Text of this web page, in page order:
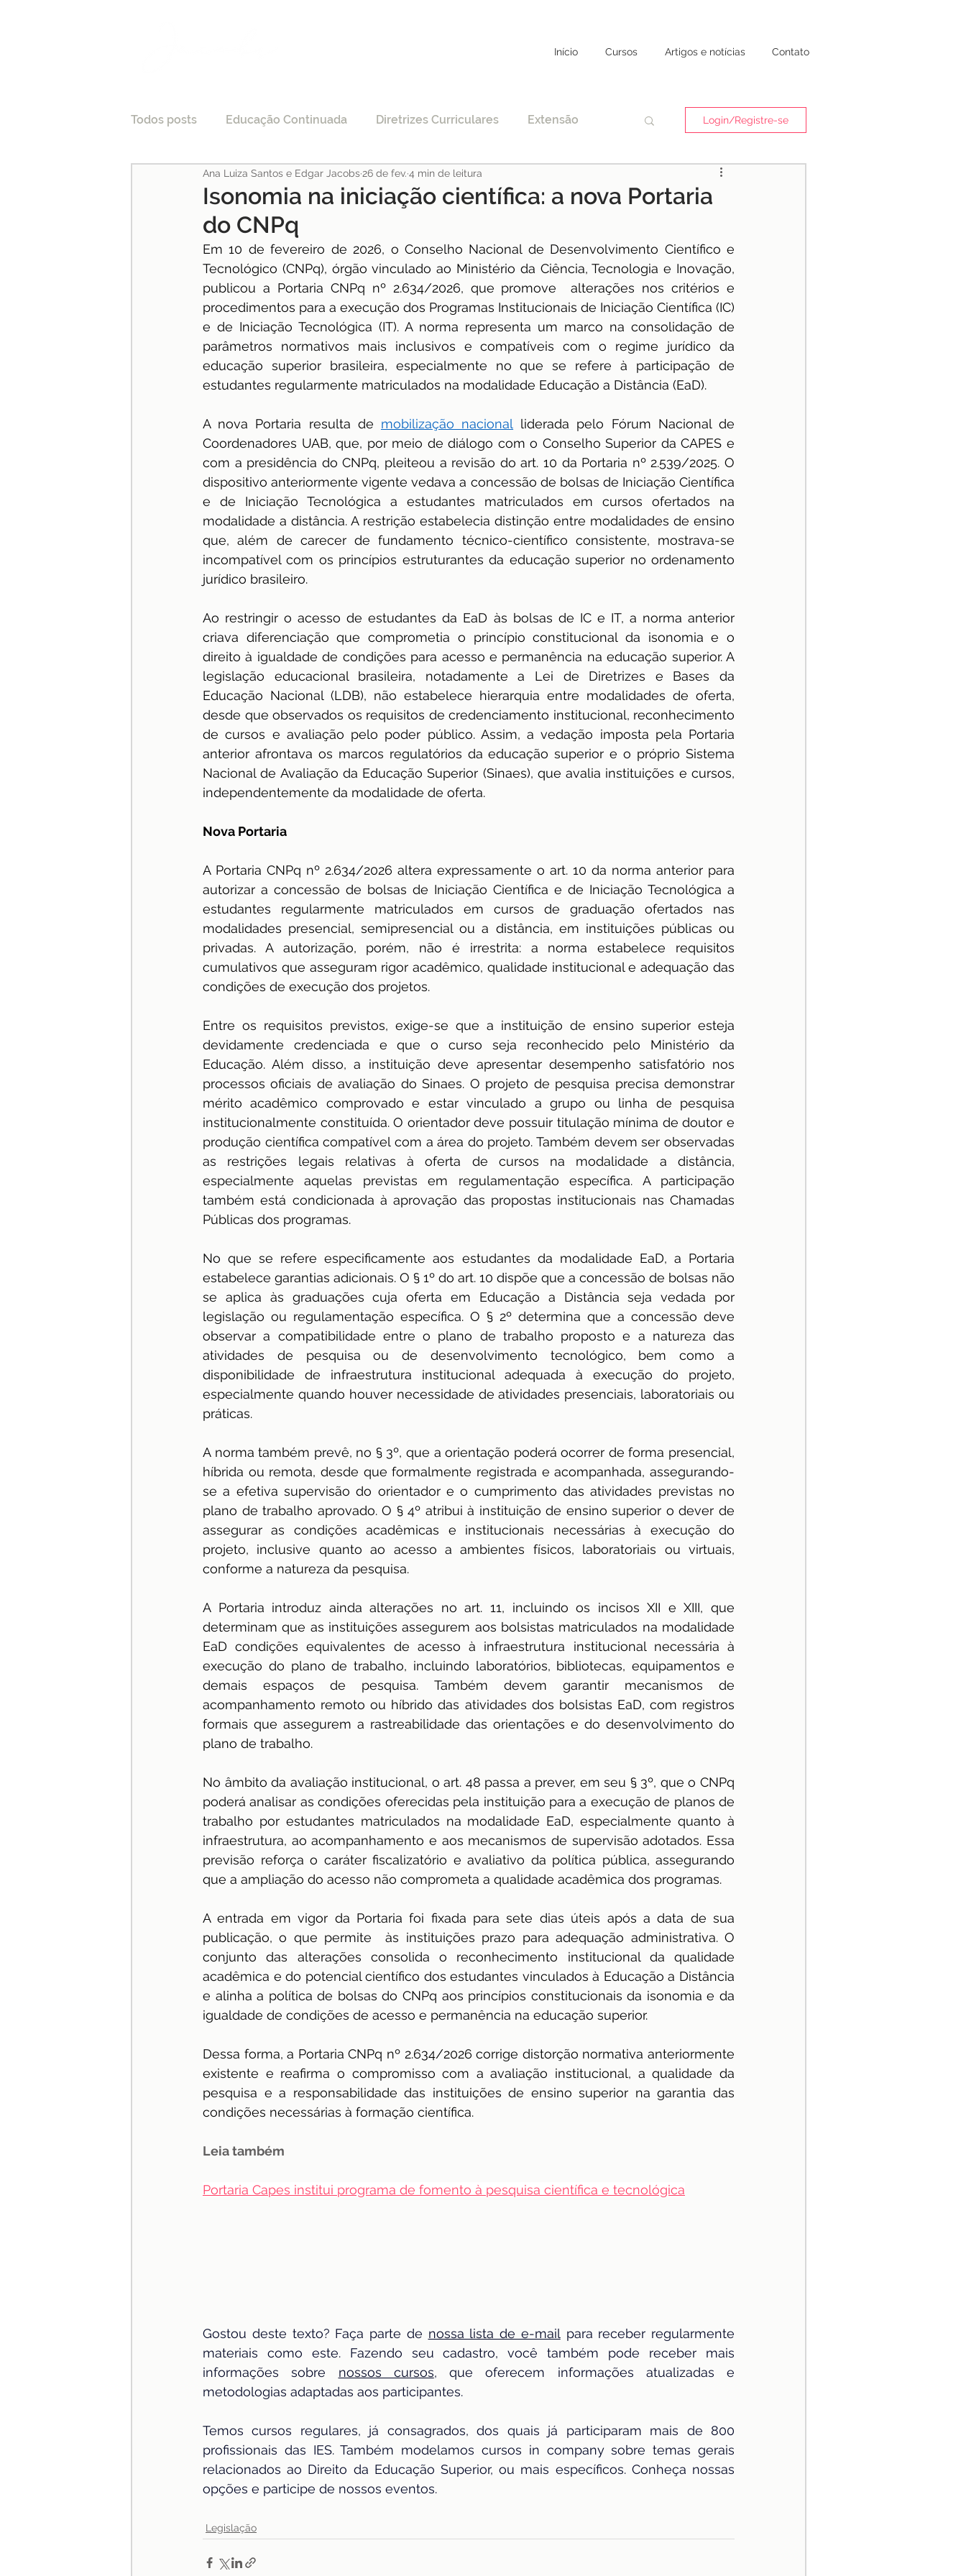
Início Cursos Artigos e notícias Contato
Todos posts Educação Continuada Diretrizes Curriculares Extensão
Tecnologia e Direito Educação Específica
Processo Seletivo Credenciamento
Pesquisas Medicina STF Justiça pos-graduação
especialização Jurisprudência ENAMED avaliação Avaliação
Login/Registre-se
Isonomia na iniciação científica: a nova Portaria
do CNPq
Ana Luiza Santos e Edgar Jacobs 26 de fev. 4 min de leitura
Em 10 de fevereiro de 2026, o Conselho Nacional de Desenvolvimento Científico e
Tecnológico (CNPq), órgão vinculado ao Ministério da Ciência, Tecnologia e Inovação,
publicou a Portaria CNPq nº 2.634/2026, que promove  alterações nos critérios e
procedimentos para a execução dos Programas Institucionais de Iniciação Científica (IC)
e de Iniciação Tecnológica (IT). A norma representa um marco na consolidação de
parâmetros normativos mais inclusivos e compatíveis com o regime jurídico da
educação superior brasileira, especialmente no que se refere à participação de
estudantes regularmente matriculados na modalidade Educação a Distância (EaD).
A nova Portaria resulta de mobilização nacional
liderada pelo Fórum Nacional de
Coordenadores UAB, que, por meio de diálogo com o Conselho Superior da CAPES e
com a presidência do CNPq, pleiteou a revisão do art. 10 da Portaria nº 2.539/2025. O
dispositivo anteriormente vigente vedava a concessão de bolsas de Iniciação Científica
e de Iniciação Tecnológica a estudantes matriculados em cursos ofertados na
modalidade a distância. A restrição estabelecia distinção entre modalidades de ensino
que, além de carecer de fundamento técnico-científico consistente, mostrava-se
incompatível com os princípios estruturantes da educação superior no ordenamento
jurídico brasileiro.
Ao restringir o acesso de estudantes da EaD às bolsas de IC e IT, a norma anterior
criava diferenciação que comprometia o princípio constitucional da isonomia e o
direito à igualdade de condições para acesso e permanência na educação superior. A
legislação educacional brasileira, notadamente a Lei de Diretrizes e Bases da
Educação Nacional (LDB), não estabelece hierarquia entre modalidades de oferta,
desde que observados os requisitos de credenciamento institucional, reconhecimento
de cursos e avaliação pelo poder público. Assim, a vedação imposta pela Portaria
anterior afrontava os marcos regulatórios da educação superior e o próprio Sistema
Nacional de Avaliação da Educação Superior (Sinaes), que avalia instituições e cursos,
independentemente da modalidade de oferta.
Nova Portaria
A Portaria CNPq nº 2.634/2026 altera expressamente o art. 10 da norma anterior para
autorizar a concessão de bolsas de Iniciação Científica e de Iniciação Tecnológica a
estudantes regularmente matriculados em cursos de graduação ofertados nas
modalidades presencial, semipresencial ou a distância, em instituições públicas ou
privadas. A autorização, porém, não é irrestrita: a norma estabelece requisitos
cumulativos que asseguram rigor acadêmico, qualidade institucional e adequação das
condições de execução dos projetos.
Entre os requisitos previstos, exige-se que a instituição de ensino superior esteja
devidamente credenciada e que o curso seja reconhecido pelo Ministério da
Educação. Além disso, a instituição deve apresentar desempenho satisfatório nos
processos oficiais de avaliação do Sinaes. O projeto de pesquisa precisa demonstrar
mérito acadêmico comprovado e estar vinculado a grupo ou linha de pesquisa
institucionalmente constituída. O orientador deve possuir titulação mínima de doutor e
produção científica compatível com a área do projeto. Também devem ser observadas
as restrições legais relativas à oferta de cursos na modalidade a distância,
especialmente aquelas previstas em regulamentação específica. A participação
também está condicionada à aprovação das propostas institucionais nas Chamadas
Públicas dos programas.
No que se refere especificamente aos estudantes da modalidade EaD, a Portaria
estabelece garantias adicionais. O § 1º do art. 10 dispõe que a concessão de bolsas não
se aplica às graduações cuja oferta em Educação a Distância seja vedada por
legislação ou regulamentação específica. O § 2º determina que a concessão deve
observar a compatibilidade entre o plano de trabalho proposto e a natureza das
atividades de pesquisa ou de desenvolvimento tecnológico, bem como a
disponibilidade de infraestrutura institucional adequada à execução do projeto,
especialmente quando houver necessidade de atividades presenciais, laboratoriais ou
práticas.
A norma também prevê, no § 3º, que a orientação poderá ocorrer de forma presencial,
híbrida ou remota, desde que formalmente registrada e acompanhada, assegurando-
se a efetiva supervisão do orientador e o cumprimento das atividades previstas no
plano de trabalho aprovado. O § 4º atribui à instituição de ensino superior o dever de
assegurar as condições acadêmicas e institucionais necessárias à execução do
projeto, inclusive quanto ao acesso a ambientes físicos, laboratoriais ou virtuais,
conforme a natureza da pesquisa.
A Portaria introduz ainda alterações no art. 11, incluindo os incisos XII e XIII, que
determinam que as instituições assegurem aos bolsistas matriculados na modalidade
EaD condições equivalentes de acesso à infraestrutura institucional necessária à
execução do plano de trabalho, incluindo laboratórios, bibliotecas, equipamentos e
demais espaços de pesquisa. Também devem garantir mecanismos de
acompanhamento remoto ou híbrido das atividades dos bolsistas EaD, com registros
formais que assegurem a rastreabilidade das orientações e do desenvolvimento do
plano de trabalho.
No âmbito da avaliação institucional, o art. 48 passa a prever, em seu § 3º, que o CNPq
poderá analisar as condições oferecidas pela instituição para a execução de planos de
trabalho por estudantes matriculados na modalidade EaD, especialmente quanto à
infraestrutura, ao acompanhamento e aos mecanismos de supervisão adotados. Essa
previsão reforça o caráter fiscalizatório e avaliativo da política pública, assegurando
que a ampliação do acesso não comprometa a qualidade acadêmica dos programas.
A entrada em vigor da Portaria foi fixada para sete dias úteis após a data de sua
publicação, o que permite  às instituições prazo para adequação administrativa. O
conjunto das alterações consolida o reconhecimento institucional da qualidade
acadêmica e do potencial científico dos estudantes vinculados à Educação a Distância
e alinha a política de bolsas do CNPq aos princípios constitucionais da isonomia e da
igualdade de condições de acesso e permanência na educação superior.
Dessa forma, a Portaria CNPq nº 2.634/2026 corrige distorção normativa anteriormente
existente e reafirma o compromisso com a avaliação institucional, a qualidade da
pesquisa e a responsabilidade das instituições de ensino superior na garantia das
condições necessárias à formação científica.
Leia também
Portaria Capes institui programa de fomento à pesquisa científica e tecnológica
Gostou deste texto? Faça parte de nossa lista de e-mail para receber regularmente
materiais como este. Fazendo seu cadastro, você também pode receber mais
informações sobre nossos cursos, que oferecem informações atualizadas e
metodologias adaptadas aos participantes.
Temos cursos regulares, já consagrados, dos quais já participaram mais de 800
profissionais das IES. Também modelamos cursos in company sobre temas gerais
relacionados ao Direito da Educação Superior, ou mais específicos. Conheça nossas
opções e participe de nossos eventos.
Legislação